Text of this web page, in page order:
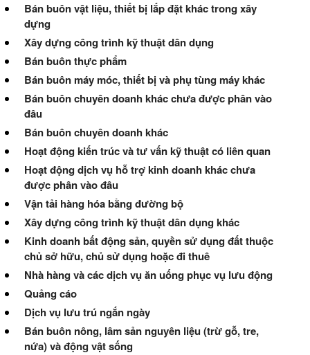
Bán buôn vật liệu, thiết bị lắp đặt khác trong xây
dựng
Xây dựng công trình kỹ thuật dân dụng
Bán buôn thực phẩm
Bán buôn máy móc, thiết bị và phụ tùng máy khác
Bán buôn chuyên doanh khác chưa được phân vào
đâu
Bán buôn chuyên doanh khác
Hoạt động kiến trúc và tư vấn kỹ thuật có liên quan
Hoạt động dịch vụ hỗ trợ kinh doanh khác chưa
được phân vào đâu
Vận tải hàng hóa bằng đường bộ
Xây dựng công trình kỹ thuật dân dụng khác
Kinh doanh bất động sản, quyền sử dụng đất thuộc
chủ sở hữu, chủ sử dụng hoặc đi thuê
Nhà hàng và các dịch vụ ăn uống phục vụ lưu động
Quảng cáo
Dịch vụ lưu trú ngắn ngày
Bán buôn nông, lâm sản nguyên liệu (trừ gỗ, tre,
nứa) và động vật sống